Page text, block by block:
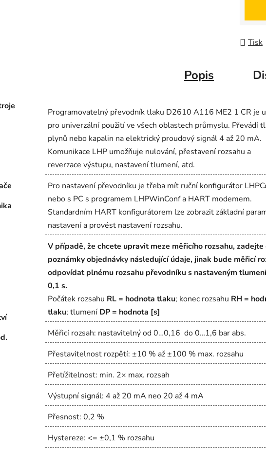
Tisk
Popis
Programovatelný převodník tlaku D2610 A116 ME2 1 CR je
pro univerzální použití ve všech oblastech průmyslu. Převádí
plynů nebo kapalin na elektrický proudový signál 4 až 20 mA.
Komunikace LHP umožňuje nulování, přestavení rozsahu a
reverzace výstupu, nastavení tlumení, atd.
Pro nastavení převodníku je třeba mít ruční konfigurátor
nebo s PC s programem LHPWinConf a HART modemem.
Standardním HART konfigurátorem lze zobrazit základní
nastavení a provést nastavení rozsahu.
V případě, že chcete upravit meze měřicího rozsahu, zadejte
poznámky objednávky následující údaje, jinak bude měřicí
odpovídat plnému rozsahu převodníku s nastaveným
0,1 s.
Počátek rozsahu RL = hodnota tlaku; konec rozsahu RH =
tlaku; tlumení DP = hodnota [s]
Měřicí rozsah: nastavitelný od 0…0,16 do 0…1,6 bar abs.
Přestavitelnost rozpětí: ±10 % až ±100 % max. rozsahu
Přetížitelnost: min. 2× max. rozsah
Výstupní signál: 4 až 20 mA neo 20 až 4 mA
Přesnost: 0,2 %
Hystereze: <= ±0,1 % rozsahu